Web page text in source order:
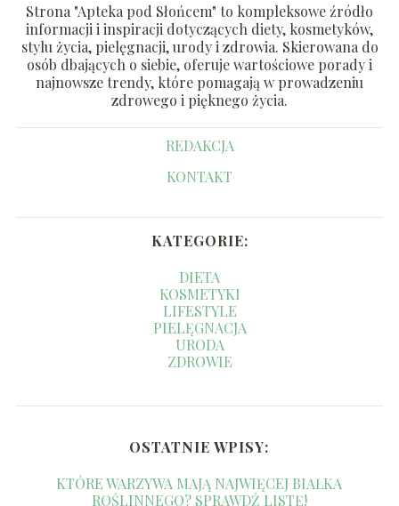
Strona "Apteka pod Słońcem" to kompleksowe źródło
informacji i inspiracji dotyczących diety, kosmetyków,
stylu życia, pielęgnacji, urody i zdrowia. Skierowana do
osób dbających o siebie, oferuje wartościowe porady i
najnowsze trendy, które pomagają w prowadzeniu
zdrowego i pięknego życia.
REDAKCJA
KONTAKT
KATEGORIE:
DIETA
KOSMETYKI
LIFESTYLE
PIELĘGNACJA
URODA
ZDROWIE
OSTATNIE WPISY:
KTÓRE WARZYWA MAJĄ NAJWIĘCEJ BIAŁKA
ROŚLINNEGO? SPRAWDŹ LISTĘ!